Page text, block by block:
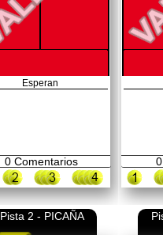
Esperan
0Comentarios 0
Pista 2 - PICAÑA